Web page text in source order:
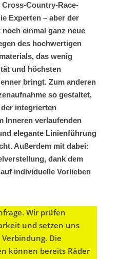
Cross-Country-Race-
Experten – aber der
einmal ganz neue
des hochwertigen
das wenig
und höchsten
bringt. Zum anderen
so gestaltet,
integrierten
Inneren verlaufenden
elegante Linienführung
Außerdem mit dabei:
dank dem
individuelle Vorlieben
Wir prüfen
und setzen uns
Die
können bereits Räder